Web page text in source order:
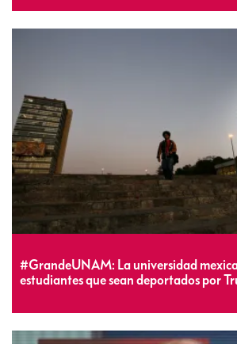
#GrandeUNAM: La universidad
estudiantes que sean deportados por